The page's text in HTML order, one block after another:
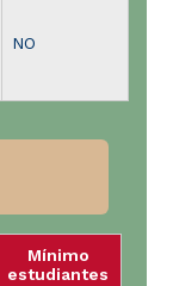
NO
Mínimo
estudiantes